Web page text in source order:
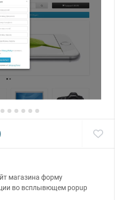
магазина форму
во всплывющем popup